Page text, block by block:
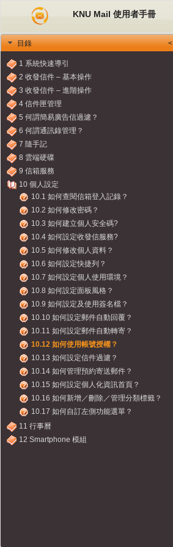
KNU Mail 使用者手冊
目錄 <
1 系統快速導引
2 收發信件 – 基本操作
3 收發信件 – 進階操作
4 信件匣管理
5 何謂簡易廣告信過濾？
6 何謂通訊錄管理？
7 隨手記
8 雲端硬碟
9 信箱服務
10 個人設定
10.1 如何查閱信箱登入記錄？
10.2 如何修改密碼？
10.3 如何建立個人安全碼?
10.4 如何設定收發信服務?
10.5 如何修改個人資料？
10.6 如何設定快捷列？
10.7 如何設定個人使用環境？
10.8 如何設定面板風格？
10.9 如何設定及使用簽名檔？
10.10 如何設定郵件自動回覆？
10.11 如何設定郵件自動轉寄？
10.12 如何使用帳號授權？
10.13 如何設定信件過濾？
10.14 如何管理預約寄送郵件？
10.15 如何設定個人化資訊首頁？
10.16 如何新增／刪除／管理分類標籤？
10.17 如何自訂左側功能選單？
11 行事曆
12 Smartphone 模組